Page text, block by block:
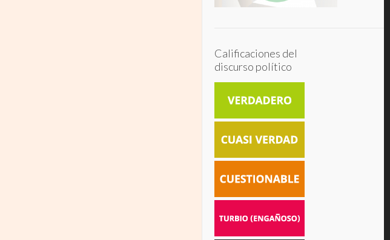
Calificaciones del
discurso político